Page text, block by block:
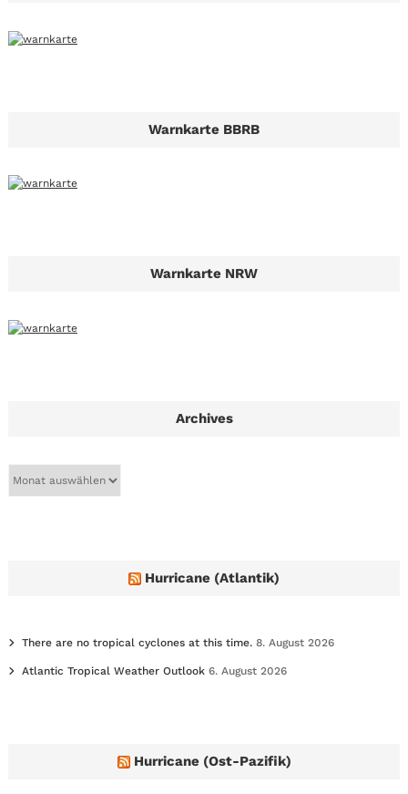
Warnkarte BBRB
Warnkarte NRW
Archives
Hurricane (Atlantik)
There are no tropical cyclones at this time. 8. August 2026
Atlantic Tropical Weather Outlook 6. August 2026
Hurricane (Ost-Pazifik)